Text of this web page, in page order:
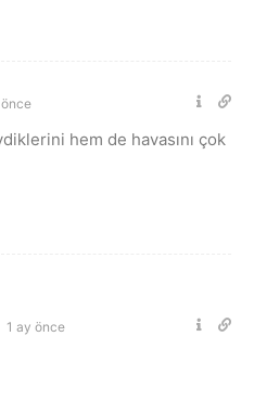
hem de havasını çok
1 ay önce